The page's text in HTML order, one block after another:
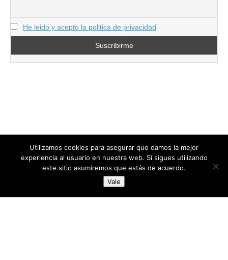
He leido y acepto la politica de privacidad
directoresdeseguridad.es
Diseñado por Centro Andaluz de Estudios y Entrenamiento
Utilizamos cookies para asegurar que damos la mejor
experiencia al usuario en nuestra web. Si sigues utilizando
este sitio asumiremos que estás de acuerdo.
Vale